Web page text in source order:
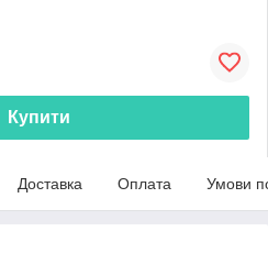
Купити
Доставка Оплата Умови